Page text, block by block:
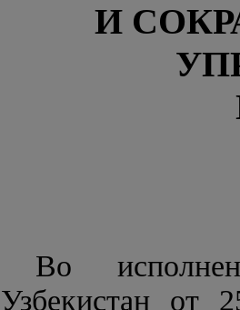
И
Во
Узбекистан от